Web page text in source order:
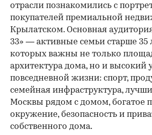
отрасли познакомились с
покупателей премиальной
Крылатском. Основная
33» — активные семьи старше 35
которых важны не только
архитектура дома, но и высокий
повседневной жизни: спорт,
семейная инфраструктура,
Москвы рядом с домом, богатое
окружение, безопасность и
собственного дома.